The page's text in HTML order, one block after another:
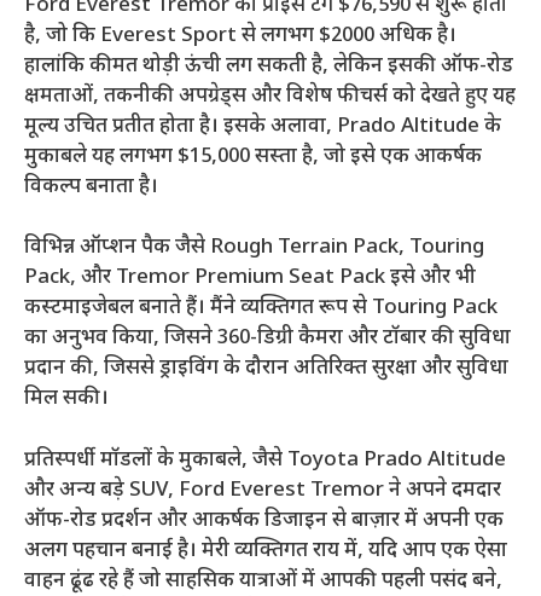
Ford Everest Tremor का प्राइस टैग $76,590 से शुरू होता
है, जो कि Everest Sport से लगभग $2000 अधिक है।
हालांकि कीमत थोड़ी ऊंची लग सकती है, लेकिन इसकी ऑफ-रोड
क्षमताओं, तकनीकी अपग्रेड्स और विशेष फीचर्स को देखते हुए यह
मूल्य उचित प्रतीत होता है। इसके अलावा, Prado Altitude के
मुकाबले यह लगभग $15,000 सस्ता है, जो इसे एक आकर्षक
विकल्प बनाता है।
विभिन्न ऑप्शन पैक जैसे Rough Terrain Pack, Touring
Pack, और Tremor Premium Seat Pack इसे और भी
कस्टमाइजेबल बनाते हैं। मैंने व्यक्तिगत रूप से Touring Pack
का अनुभव किया, जिसने 360-डिग्री कैमरा और टॉबार की सुविधा
प्रदान की, जिससे ड्राइविंग के दौरान अतिरिक्त सुरक्षा और सुविधा
मिल सकी।
प्रतिस्पर्धी मॉडलों के मुकाबले, जैसे Toyota Prado Altitude
और अन्य बड़े SUV, Ford Everest Tremor ने अपने दमदार
ऑफ-रोड प्रदर्शन और आकर्षक डिजाइन से बाज़ार में अपनी एक
अलग पहचान बनाई है। मेरी व्यक्तिगत राय में, यदि आप एक ऐसा
वाहन ढूंढ रहे हैं जो साहसिक यात्राओं में आपकी पहली पसंद बने,